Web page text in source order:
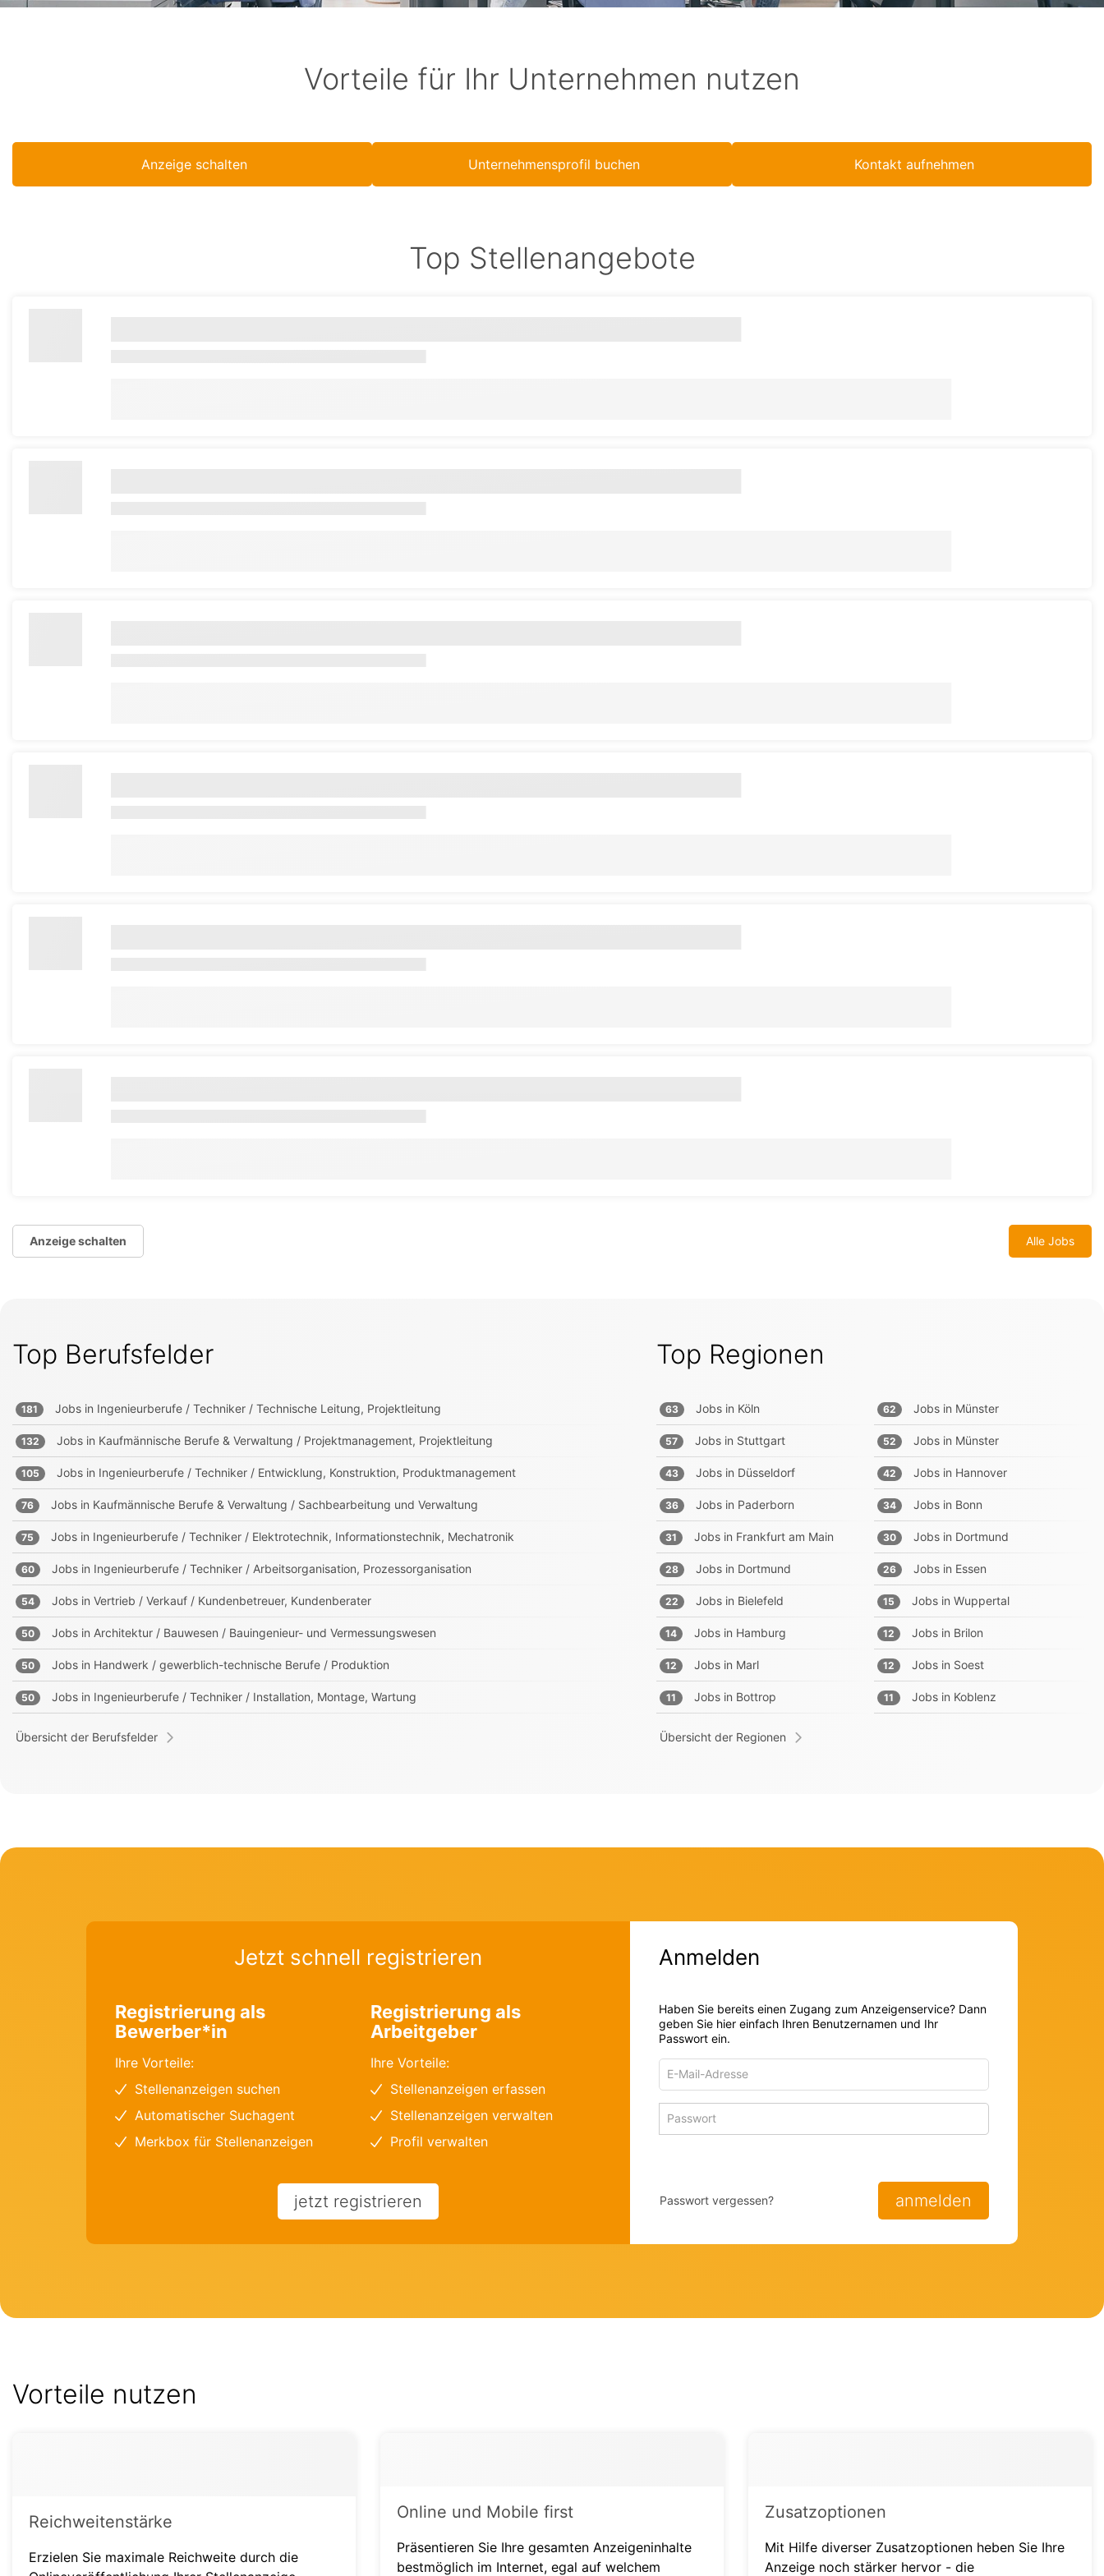
Vorteile für Ihr Unternehmen nutzen
Anzeige schalten Unternehmensprofil buchen Kontakt aufnehmen
Top Stellenangebote
Anzeige schalten Alle Jobs
Top Berufsfelder
181 Jobs in Ingenieurberufe / Techniker / Technische Leitung, Projektleitung
132 Jobs in Kaufmännische Berufe & Verwaltung / Projektmanagement, Projektleitung
105 Jobs in Ingenieurberufe / Techniker / Entwicklung, Konstruktion, Produktmanagement
76 Jobs in Kaufmännische Berufe & Verwaltung / Sachbearbeitung und Verwaltung
75 Jobs in Ingenieurberufe / Techniker / Elektrotechnik, Informationstechnik, Mechatronik
60 Jobs in Ingenieurberufe / Techniker / Arbeitsorganisation, Prozessorganisation
54 Jobs in Vertrieb / Verkauf / Kundenbetreuer, Kundenberater
50 Jobs in Architektur / Bauwesen / Bauingenieur- und Vermessungswesen
50 Jobs in Handwerk / gewerblich-technische Berufe / Produktion
50 Jobs in Ingenieurberufe / Techniker / Installation, Montage, Wartung
Übersicht der Berufsfelder
Top Regionen
63 Jobs in Köln 62 Jobs in Münster
57 Jobs in Stuttgart 52 Jobs in Münster
43 Jobs in Düsseldorf 42 Jobs in Hannover
36 Jobs in Paderborn 34 Jobs in Bonn
31 Jobs in Frankfurt am Main 30 Jobs in Dortmund
28 Jobs in Dortmund 26 Jobs in Essen
22 Jobs in Bielefeld 15 Jobs in Wuppertal
14 Jobs in Hamburg 12 Jobs in Brilon
12 Jobs in Marl 12 Jobs in Soest
11 Jobs in Bottrop 11 Jobs in Koblenz
Übersicht der Regionen
Jetzt schnell registrieren
Registrierung als
Bewerber*in
Ihre Vorteile:
Stellenanzeigen suchen
Automatischer Suchagent
Merkbox für Stellenanzeigen
Registrierung als
Arbeitgeber
Ihre Vorteile:
Stellenanzeigen erfassen
Stellenanzeigen verwalten
Profil verwalten
jetzt registrieren
Anmelden
Haben Sie bereits einen Zugang zum Anzeigenservice? Dann
geben Sie hier einfach Ihren Benutzernamen und Ihr
Passwort ein.
Adresse
zum
Anmelden
anmelden
Passwort vergessen?
Vorteile nutzen
Reichweitenstärke
Erzielen Sie maximale Reichweite durch die
Online und Mobile first
Präsentieren Sie Ihre gesamten Anzeigeninhalte
bestmöglich im Internet, egal auf welchem
Zusatzoptionen
Mit Hilfe diverser Zusatzoptionen heben Sie Ihre
Anzeige noch stärker hervor - die